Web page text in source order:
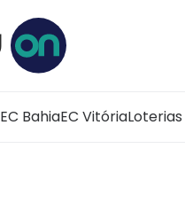
EC BahiaEC VitóriaLoterias